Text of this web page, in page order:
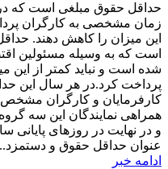
حداقل حقوق مبلغی است که در
زمان مشخصی به کارگران
این میزان را کاهش دهند.
است که به وسیله مسئولین
شده است و نباید کمتر از این
پرداخت کرد.در هر سال این
کارفرمایان و کارگران
همراهی نمایندگان این سه
و در نهایت در روزهای پایانی
عنوان حداقل حقوق و
ادامه خبر